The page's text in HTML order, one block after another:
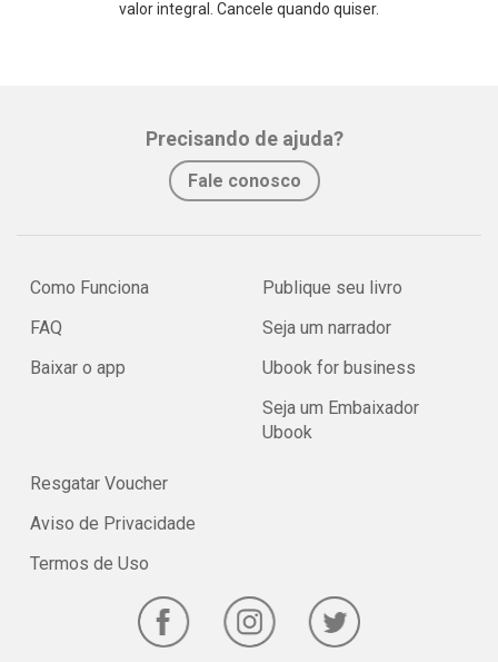
valor integral. Cancele quando quiser.
Precisando de ajuda?
Fale conosco
Como Funciona
FAQ
Baixar o app
Publique seu livro
Seja um narrador
Ubook for business
Seja um Embaixador
Ubook
Resgatar Voucher
Aviso de Privacidade
Termos de Uso